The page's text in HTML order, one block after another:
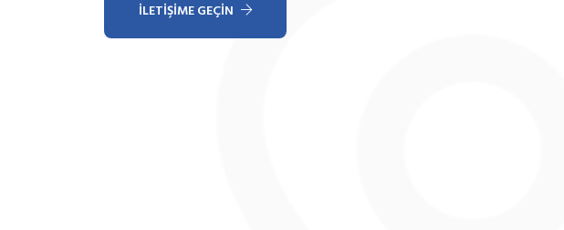
İLETIŞIME GEÇIN